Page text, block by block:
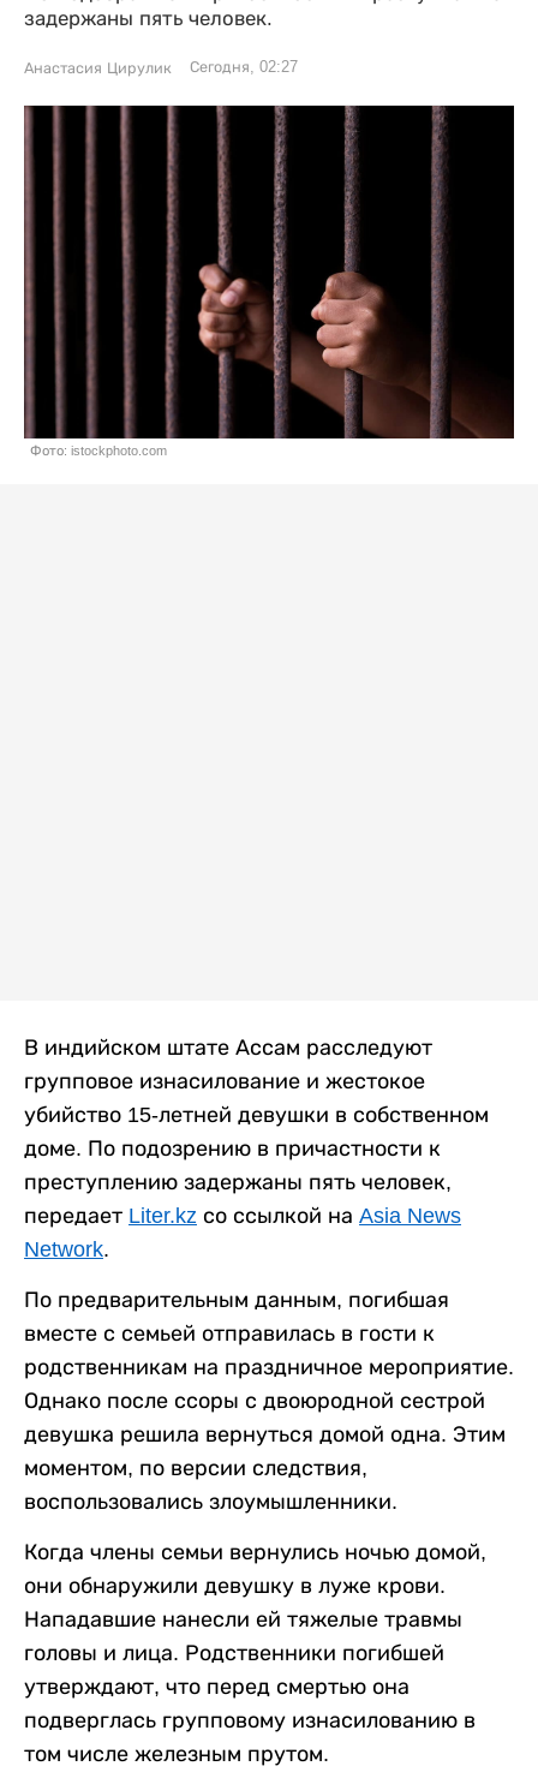
задержаны пять человек.
Анастасия Цирулик Сегодня, 02:27
Фото: istockphoto.com
В индийском штате Ассам расследуют
групповое изнасилование и жестокое
убийство 15-летней девушки в собственном
доме. По подозрению в причастности к
преступлению задержаны пять человек,
передает Liter.kz со ссылкой на Asia News
Network.
По предварительным данным, погибшая
вместе с семьей отправилась в гости к
родственникам на праздничное мероприятие.
Однако после ссоры с двоюродной сестрой
девушка решила вернуться домой одна. Этим
моментом, по версии следствия,
воспользовались злоумышленники.
Когда члены семьи вернулись ночью домой,
они обнаружили девушку в луже крови.
Нападавшие нанесли ей тяжелые травмы
головы и лица. Родственники погибшей
утверждают, что перед смертью она
подверглась групповому изнасилованию в
том числе железным прутом.